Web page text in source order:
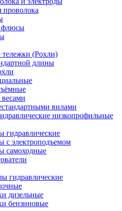
проволока
флюсы
тележки (Рохли)
длины
вилами
низкопрофильные
гидравлические
с электроподъемом
самоходные
гидравлические
дизельные
бензиновые